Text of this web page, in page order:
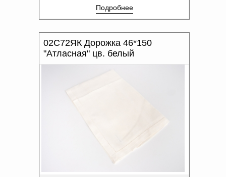
Подробнее
02С72ЯК Дорожка 46*150
"Атласная" цв. белый